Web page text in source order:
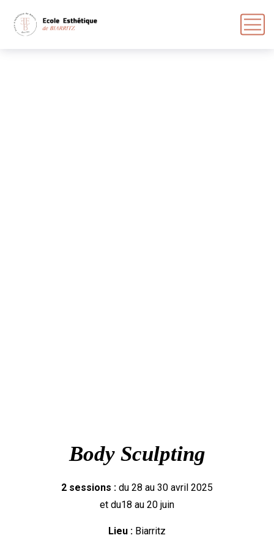
Body Sculpting
2 sessions : du 28 au 30 avril 2025
et du18 au 20 juin
Lieu : Biarritz